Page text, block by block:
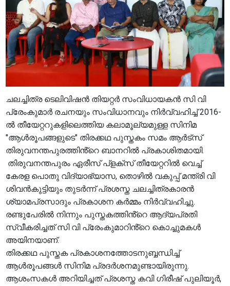
ചലച്ചിത്ര ടെലിവിഷൻ തിയറ്റർ സംവിധായകൻ സി വി
പ്രേംകുമാർ രചനയും സംവിധാനവും നിർവ്വഹിച്ച് 2016-
ൽ തീയേറ്ററുകളിലെത്തിയ കലാമൂല്യമുള്ള സിനിമ
"ആൾരൂപങ്ങളുടെ" തിരക്കഥ പുസ്തകം സമം ആർട്സ്
തിരുവനന്തപുരത്തിൻ്റെ ബാനറിൽ പ്രകാശിതമായി.
തിരുവനന്തപുരം ഏരീസ് പ്ളക്സ് തീയേറ്ററിൽ വെച്ച്
കേരള പൊതു വിദ്യാഭ്യാസ, തൊഴിൽ വകുപ്പ് മന്ത്രി വി
ശിവൻകുട്ടിയും തുടർന്ന് പ്രശസ്ത ചലച്ചിത്രകാരൻ
ശ്യാമപ്രസാദും പ്രകാശന കർമ്മം നിർവ്വഹിച്ചു.
രണ്ടുപേരിൽ നിന്നും പുസ്തകത്തിൻ്റെ ആദ്യപ്രതി
സ്വീകരിച്ചത് സി വി പ്രേംകുമാറിൻ്റെ കൊച്ചുമകൾ
അയിനയാണ്.
തിരക്കഥ പുസ്തക പ്രകാശനത്തോടനുബ്ബന്ധിച്ച്
ആൾരൂപങ്ങൾ സിനിമ പ്രദർശനമുണ്ടായിരുന്നു.
ആശംസകൾ അറിയിച്ചത് പ്രശസ്ത കവി ഗിരീഷ് പുലിയൂർ,